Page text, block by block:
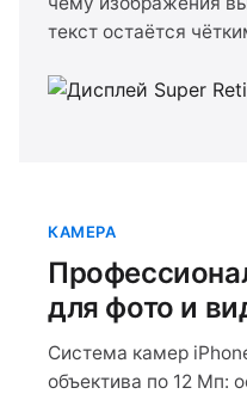
текст остаётся
КАМЕРА
для фото и
Система камер
объектива по 12 Мп: